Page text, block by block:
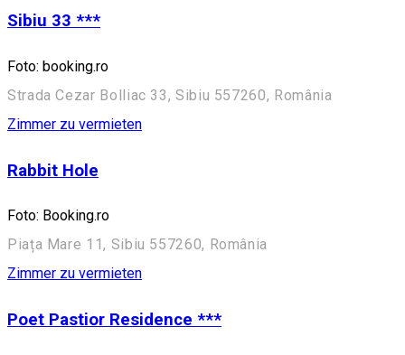
Sibiu 33 ***
Foto: booking.ro
Strada Cezar Bolliac 33, Sibiu 557260, România
Zimmer zu vermieten
Rabbit Hole
Foto: Booking.ro
Piața Mare 11, Sibiu 557260, România
Zimmer zu vermieten
Poet Pastior Residence ***